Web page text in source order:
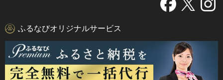
ふるなびオリジナルサービス